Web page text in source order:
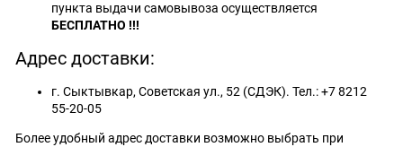
пункта выдачи самовывоза осуществляется
БЕСПЛАТНО !!!
Адрес доставки:
г. Сыктывкар, Советская ул., 52 (СДЭК). Тел.: +7 8212
55-20-05
Более удобный адрес доставки возможно выбрать при